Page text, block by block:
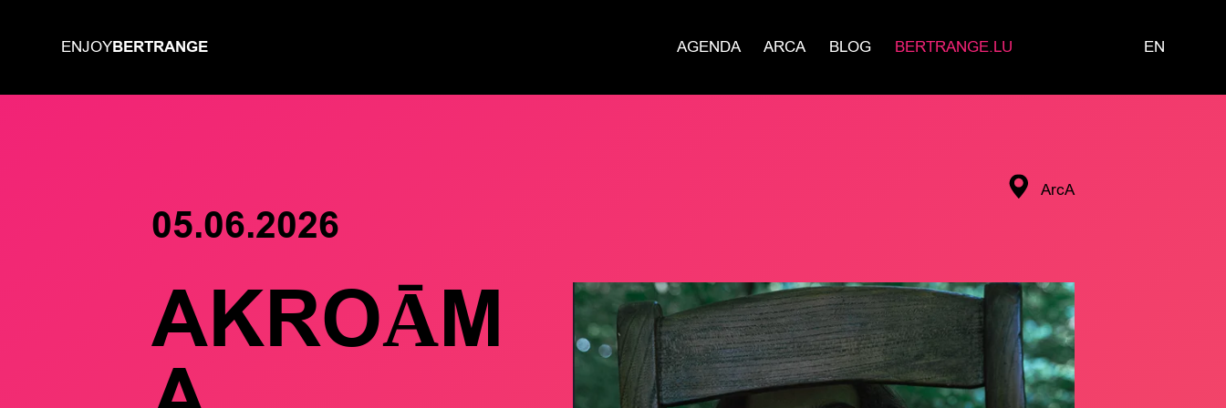
ENJOYBERTRANGE AGENDA ARCA BLOG BERTRANGE.LU EN
05.06.2026
ArcA
AKROĀM